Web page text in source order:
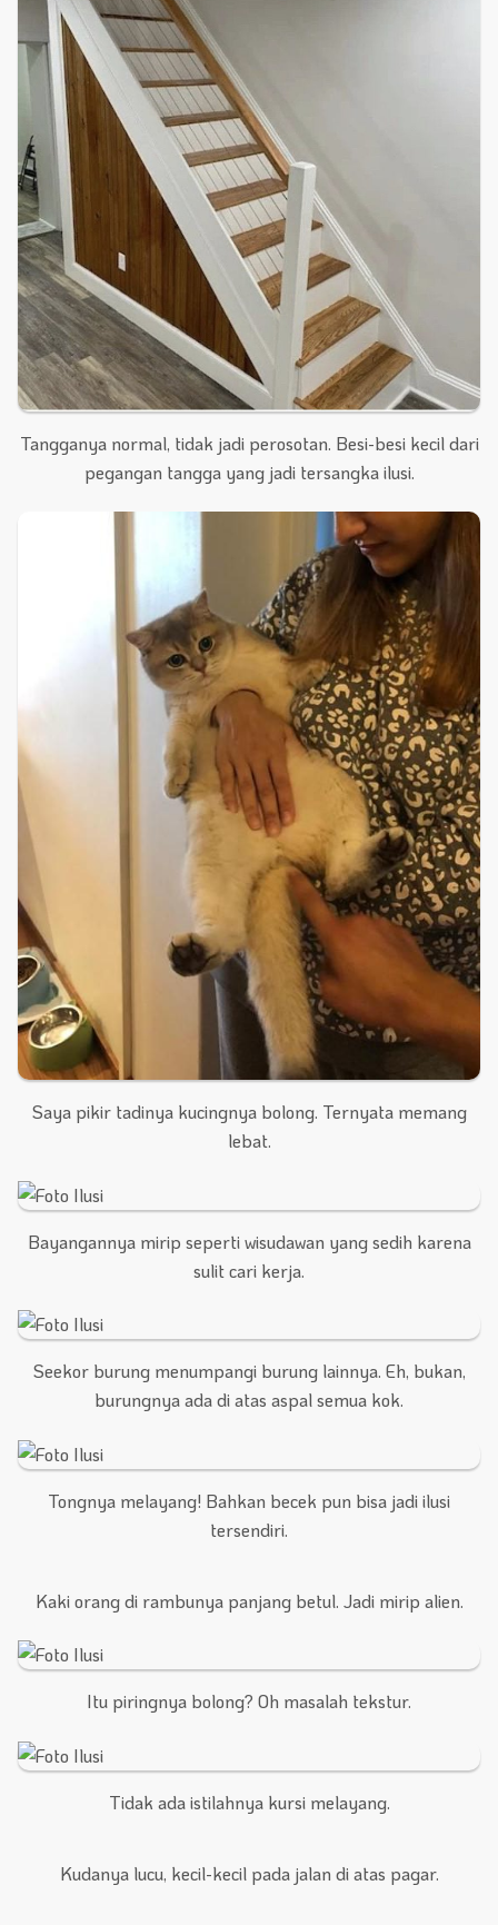
Tangganya normal, tidak jadi perosotan. Besi-besi kecil dari
pegangan tangga yang jadi tersangka ilusi.
Saya pikir tadinya kucingnya bolong. Ternyata memang
lebat.
Bayangannya mirip seperti wisudawan yang sedih karena
sulit cari kerja.
Seekor burung menumpangi burung lainnya. Eh, bukan,
burungnya ada di atas aspal semua kok.
Tongnya melayang! Bahkan becek pun bisa jadi ilusi
tersendiri.
Kaki orang di rambunya panjang betul. Jadi mirip alien.
Itu piringnya bolong? Oh masalah tekstur.
Tidak ada istilahnya kursi melayang.
Kudanya lucu, kecil-kecil pada jalan di atas pagar.